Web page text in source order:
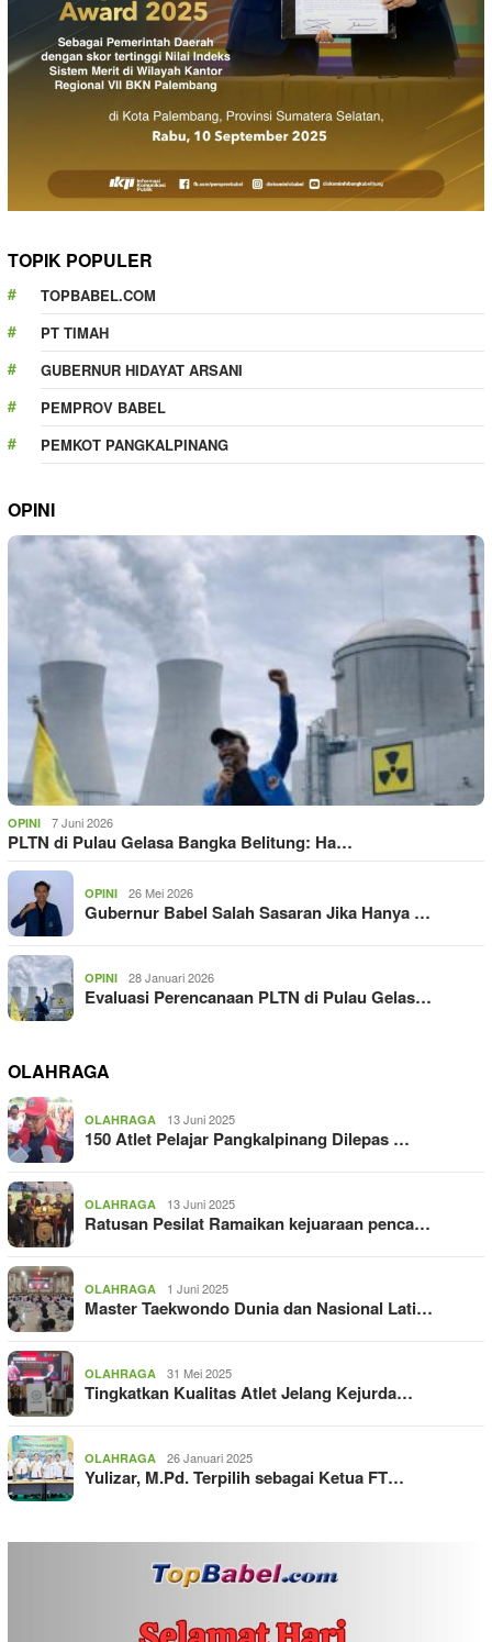
TOPIK POPULER
TOPBABEL.COM
PT TIMAH
GUBERNUR HIDAYAT ARSANI
PEMPROV BABEL
PEMKOT PANGKALPINANG
OPINI
OPINI 7 Juni 2026
PLTN di Pulau Gelasa Bangka Belitung: Ha…
OPINI 26 Mei 2026
Gubernur Babel Salah Sasaran Jika Hanya …
OPINI 28 Januari 2026
Evaluasi Perencanaan PLTN di Pulau Gelas…
OLAHRAGA
OLAHRAGA 13 Juni 2025
150 Atlet Pelajar Pangkalpinang Dilepas …
OLAHRAGA 13 Juni 2025
Ratusan Pesilat Ramaikan kejuaraan penca…
OLAHRAGA 1 Juni 2025
Master Taekwondo Dunia dan Nasional Lati…
OLAHRAGA 31 Mei 2025
Tingkatkan Kualitas Atlet Jelang Kejurda…
OLAHRAGA 26 Januari 2025
Yulizar, M.Pd. Terpilih sebagai Ketua FT…